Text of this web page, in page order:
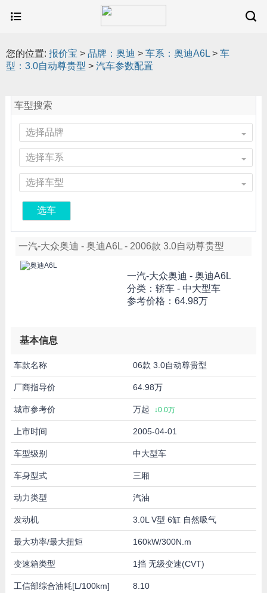
您的位置: 报价宝 > 品牌：奥迪 > 车系：奥迪A6L > 车
型：3.0自动尊贵型 > 汽车参数配置
车型搜索
选择品牌
选择车系
选择车型
选车
一汽-大众奥迪 - 奥迪A6L - 2006款 3.0自动尊贵型
一汽-大众奥迪 - 奥迪A6L
分类：轿车 - 中大型车
参考价格： 64.98万
基本信息
车款名称 06款 3.0自动尊贵型
厂商指导价 64.98万
城市参考价 万起 ↓0.0万
上市时间 2005-04-01
车型级别 中大型车
车身型式 三厢
动力类型 汽油
发动机 3.0L V型 6缸 自然吸气
最大功率/最大扭矩 160kW/300N.m
变速箱类型 1挡 无级变速(CVT)
工信部综合油耗[L/100km] 8.10